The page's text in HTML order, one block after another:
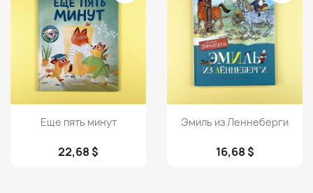
Просмотр
Еще пять минут
22,68 $
 Просмотр
Эмиль из Леннеберги
16,68 $